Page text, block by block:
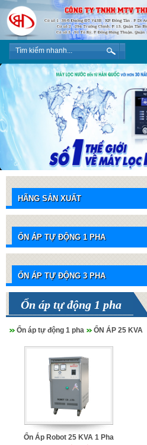
HÃNG SẢN XUẤT
ỔN ÁP TỰ ĐỘNG 1 PHA
ỔN ÁP TỰ ĐỘNG 3 PHA
Ổn áp tự động 1 pha
Ổn áp tự động 1 pha ỔN ÁP 25 KVA
Ổn Áp Robot 25 KVA 1 Pha